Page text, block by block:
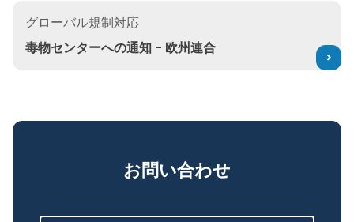
グローバル規制対応
毒物センターへの通知 - 欧州連合
お問い合わせ